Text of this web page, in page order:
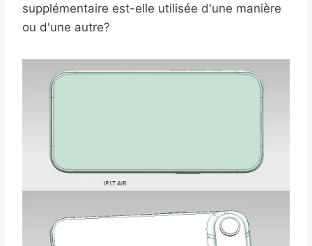
supplémentaire est-elle utilisée d'une manière
ou d'une autre?